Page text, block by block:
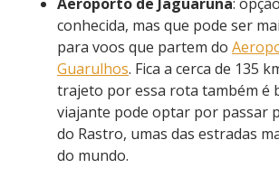
conhecida, mas que pode ser
para voos que partem do
Guarulhos. Fica a cerca de 135
trajeto por essa rota também é
viajante pode optar por passar
do Rastro, umas das estradas
do mundo.